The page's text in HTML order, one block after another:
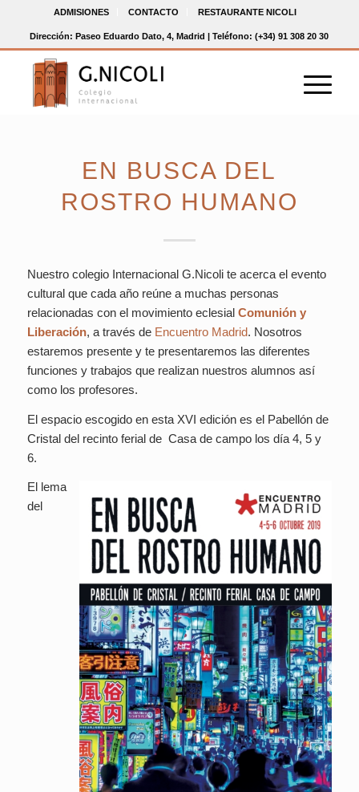
ADMISIONES CONTACTO RESTAURANTE NICOLI
Dirección: Paseo Eduardo Dato, 4, Madrid | Teléfono: (+34) 91 308 20 30
EN BUSCA DEL
ROSTRO HUMANO
Nuestro colegio Internacional G.Nicoli te acerca el evento
cultural que cada año reúne a muchas personas
relacionadas con el movimiento eclesial Comunión y
Liberación, a través deEncuentro Madrid. Nosotros
estaremos presente y te presentaremos las diferentes
funciones y trabajos que realizan nuestros alumnos así
como los profesores.
El espacio escogido en esta XVI edición es el Pabellón de
Cristal del recinto ferial de Casa de campo los día 4, 5 y
6.
El lema
del